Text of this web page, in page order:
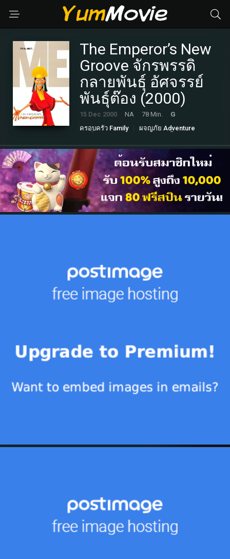
The Emperor’s New
Groove จักรพรรดิ
กลายพันธุ์ อัศจรรย์
พันธุ์ต๊อง (2000)
15 Dec 2000 NA 78 Min.
G
ครอบครัว Family
ผจญภัย Adventure